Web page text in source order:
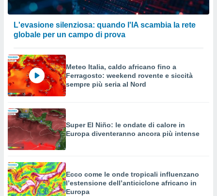
L'evasione silenziosa: quando l'IA scambia la rete
globale per un campo di prova
Meteo Italia, caldo africano fino a
Ferragosto: weekend rovente e siccità
sempre più seria al Nord
Super El Niño: le ondate di calore in
Europa diventeranno ancora più intense
Ecco come le onde tropicali influenzano
l’estensione dell’anticiclone africano in
Europa